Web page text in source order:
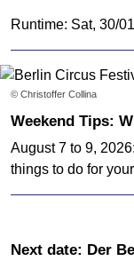
Runtime: Sat, 30/
© Christoffer Collina
Weekend Tips:
August 7 to 9,
things to do for
Next date: Der Beste von der Beste (aus 120 Jahren